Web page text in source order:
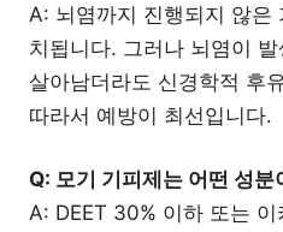
A: 뇌염까지 진행되지 않은
치됩니다. 그러나 뇌염이
살아남더라도 신경학적 후
따라서 예방이 최선입니다.
Q: 모기 기피제는 어떤 성분
A: DEET 30% 이하 또는